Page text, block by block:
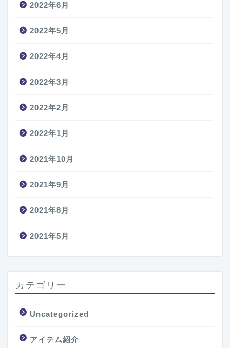
2022年6月
2022年5月
2022年4月
2022年3月
2022年2月
2022年1月
2021年10月
2021年9月
2021年8月
2021年5月
カテゴリー
Uncategorized
アイテム紹介